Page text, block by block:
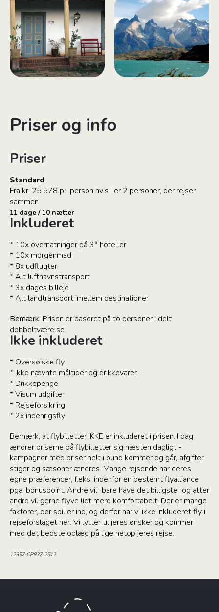
Priser og info
Priser
Standard
Fra kr. 25.578 pr. person hvis I er 2 personer, der rejser
sammen
11 dage / 10 nætter
Inkluderet
* 10x overnatninger på 3* hoteller
* 10x morgenmad
* 8x udflugter
* Alt lufthavnstransport
* 3x dages billeje
* Alt landtransport imellem destinationer
Bemærk: Prisen er baseret på to personer i delt
dobbeltværelse.
Ikke inkluderet
* Oversøiske fly
* Ikke nævnte måltider og drikkevarer
* Drikkepenge
* Visum udgifter
* Rejseforsikring
* 2x indenrigsfly
Bemærk, at flybilletter IKKE er inkluderet i prisen. I dag
ændrer priserne på flybilletter sig næsten dagligt -
kampagner med priser helt i bund kommer og går, afgifter
stiger og sæsoner ændres. Mange rejsende har deres
egne præferencer, f.eks. indenfor en bestemt flyalliance
pga. bonuspoint. Andre vil "bare have det billigste" og atter
andre vil gerne flyve lidt mere komfortabelt. Der er mange
faktorer, der spiller ind, og derfor har vi ikke inkluderet fly i
rejseforslaget her. Vi lytter til jeres ønsker og kommer
med det bedste oplæg på lige netop jeres rejse.
12357-CP837-2512